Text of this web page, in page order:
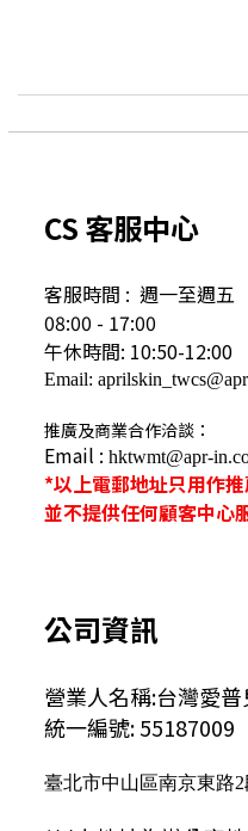
CS 客服中心
客服時間 : 週一至週五
08:00 - 17:00
午休時間: 10:50-12:00
Email:
推廣及商業合作洽談：
Email : hktwmt@apr-
*以上電郵地址只用作
並不提供任何顧客中心
公司資訊
營業人名稱:台灣愛
統一編號: 55187009
臺北市中山區南京東路2